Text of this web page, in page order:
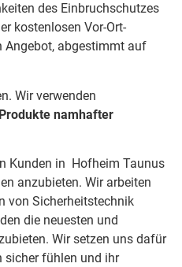
des Einbruchschutzes
kostenlosen Vor-Ort-
Angebot, abgestimmt auf
Wir verwenden
namhafter
Kunden in Hofheim Taunus
anzubieten. Wir arbeiten
von Sicherheitstechnik
die neuesten und
Wir setzen uns dafür
sicher fühlen und ihr